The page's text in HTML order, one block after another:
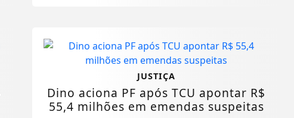
JUSTIÇA
Dino aciona PF após TCU apontar R$
55,4 milhões em emendas suspeitas